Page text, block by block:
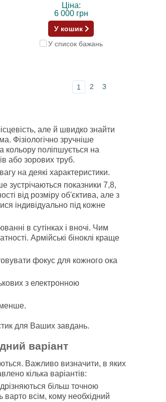
Ціна:
6 000 грн
У кошик
У список бажань
1 2 3
але й швидко знайти
Фізіологічно зручніше
кольору поліпшується на
або зорових труб.
на деякі характеристики.
зустрічаються показники 7,8,
від розміру об'єктива, але з
індивідуально під кожне
в сутінках і вночі. Чим
Армійські біноклі краще
фокус для кожного ока
з електронною
менше.
для Ваших завдань.
варіант
Важливо визначити, в яких
кілька варіантів:
більш точною
варто всім, кому необхідний